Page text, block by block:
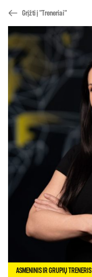
Grįžti į "Treneriai"
ASMENINIS IR GRUPIŲ TRENERIS